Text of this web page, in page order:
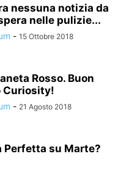
nessuna notizia da
nelle pulizie...
- 15 Ottobre 2018
Rosso. Buon
Curiosity!
- 21 Agosto 2018
Perfetta su Marte?